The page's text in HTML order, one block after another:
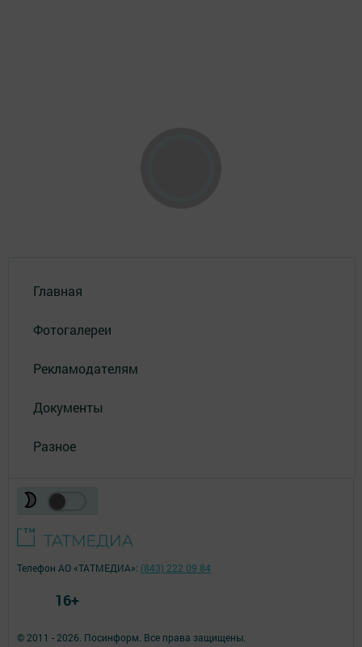
Главная
Фотогалереи
Рекламодателям
Документы
Разное
© 2011 - 2026. Посинформ. Все права защищены.
Телефон АО «ТАТМЕДИА»: (843) 222 09 84
16+